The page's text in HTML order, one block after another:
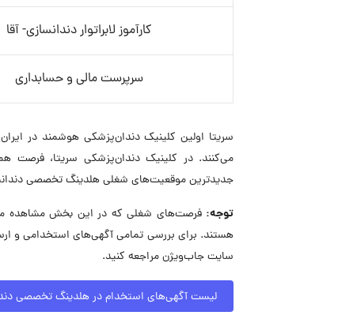
کارآموز لابراتوار دندانسازی- آقا
سرپرست مالی و حسابداری
می‌کنند. در کلینیک دندان‌پزشکی سریتا، فرصت
جدیدترین موقعیت‌های شغلی هلدینگ تخصصی
توجه: فرصت‌های شغلی که در این بخش مشاهده
هستند. برای بررسی تمامی آگهی‌های استخدامی و
سایت جاب‌ویژن مراجعه کنید.
لیست آگهی‌های استخدام در هلدینگ تخصصی